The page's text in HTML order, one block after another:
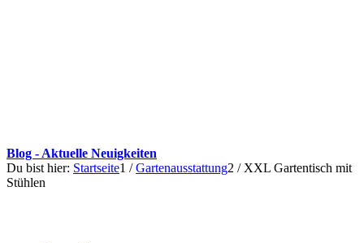
Blog - Aktuelle Neuigkeiten
Du bist hier: Startseite1 / Gartenausstattung2 / XXL Gartentisch mit
Stühlen